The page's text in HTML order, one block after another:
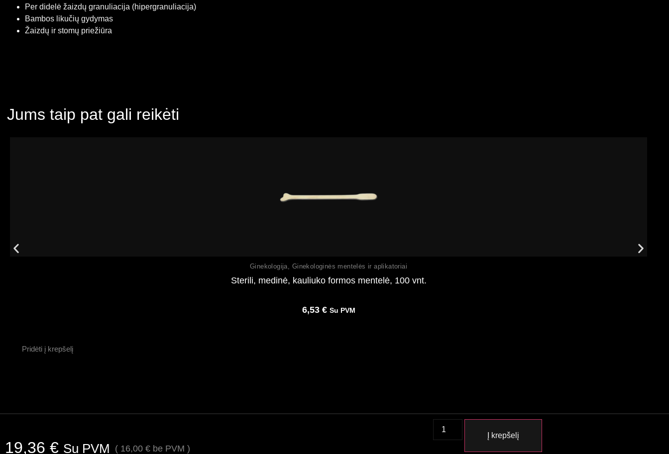
Per didelė žaizdų granuliacija (hipergranuliacija)
Bambos likučių gydymas
Žaizdų ir stomų priežiūra
Jums taip pat gali reikėti
Ginekologija, Ginekologinės mentelės ir aplikatoriai
Sterili, medinė, kauliuko formos mentelė, 100 vnt.
6,53 € Su PVM
Pridėti į krepšelį
19,36 € Su PVM ( 16,00 € be PVM )
Į krepšelį